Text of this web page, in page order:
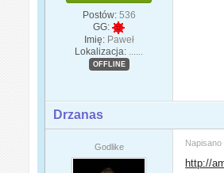
Postów: 536
GG:
Imię: Paweł
Lokalizacja:
OFFLINE
Drzanas
Godlike Napisano
http://